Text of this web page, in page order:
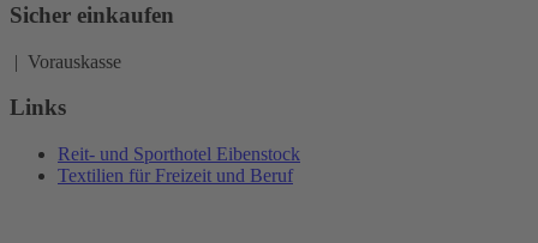
Sicher einkaufen
| Vorauskasse
Links
Reit- und Sporthotel Eibenstock
Textilien für Freizeit und Beruf